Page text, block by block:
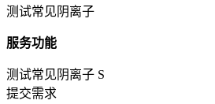
测试常见阴离子
服务功能
测试常见阴离子 S
提交需求